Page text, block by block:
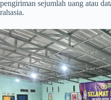
pengiriman sejumlah uang atau
rahasia.